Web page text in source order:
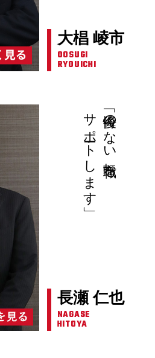
大椙 崚市
OOSUGI
RYOUICHI
「後悔のない転職を
サポートします」
長瀬 仁也
NAGASE
HITOYA